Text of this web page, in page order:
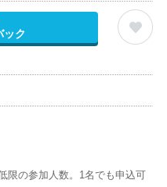
ック
限の参加人数。1名でも申込可